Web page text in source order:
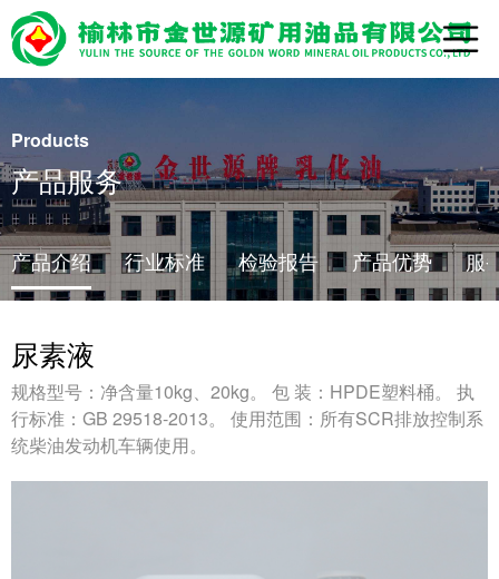
Products
产品服务
产品介绍 行业标准 检验报告 产品优势 服
尿素液
规格型号：净含量10kg、20kg。 包 装：HPDE塑料桶。 执
行标准：GB 29518-2013。 使用范围：所有SCR排放控制系
统柴油发动机车辆使用。